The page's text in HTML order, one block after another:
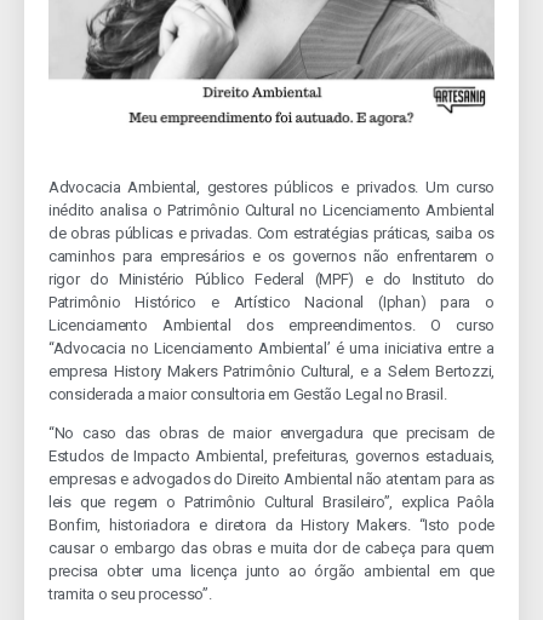
Advocacia Ambiental, gestores públicos e privados. Um curso
inédito analisa o Patrimônio Cultural no Licenciamento Ambiental
de obras públicas e privadas. Com estratégias práticas, saiba os
caminhos para empresários e os governos não enfrentarem o
rigor do Ministério Público Federal (MPF) e do Instituto do
Patrimônio Histórico e Artístico Nacional (Iphan) para o
Licenciamento Ambiental dos empreendimentos. O curso
“Advocacia no Licenciamento Ambiental’ é uma iniciativa entre a
empresa History Makers Patrimônio Cultural, e a Selem Bertozzi,
considerada a maior consultoria em Gestão Legal no Brasil.
“No caso das obras de maior envergadura que precisam de
Estudos de Impacto Ambiental, prefeituras, governos estaduais,
empresas e advogados do Direito Ambiental não atentam para as
leis que regem o Patrimônio Cultural Brasileiro”, explica Paôla
Bonfim, historiadora e diretora da History Makers. “Isto pode
causar o embargo das obras e muita dor de cabeça para quem
precisa obter uma licença junto ao órgão ambiental em que
tramita o seu processo”.